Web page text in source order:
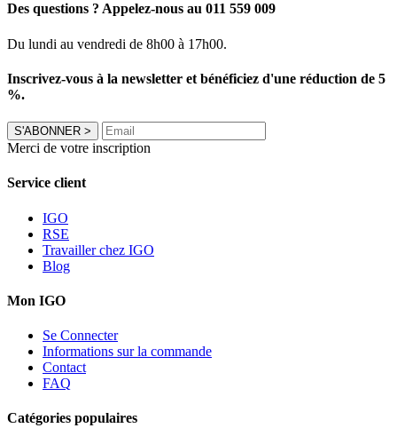
Des questions ? Appelez-nous au 011 559 009
Du lundi au vendredi de 8h00 à 17h00.
Inscrivez-vous à la newsletter et bénéficiez d'une réduction de 5
%.
S'ABONNER >
Merci de votre inscription
Service client
IGO
RSE
Travailler chez IGO
Blog
Mon IGO
Se Connecter
Informations sur la commande
Contact
FAQ
Catégories populaires